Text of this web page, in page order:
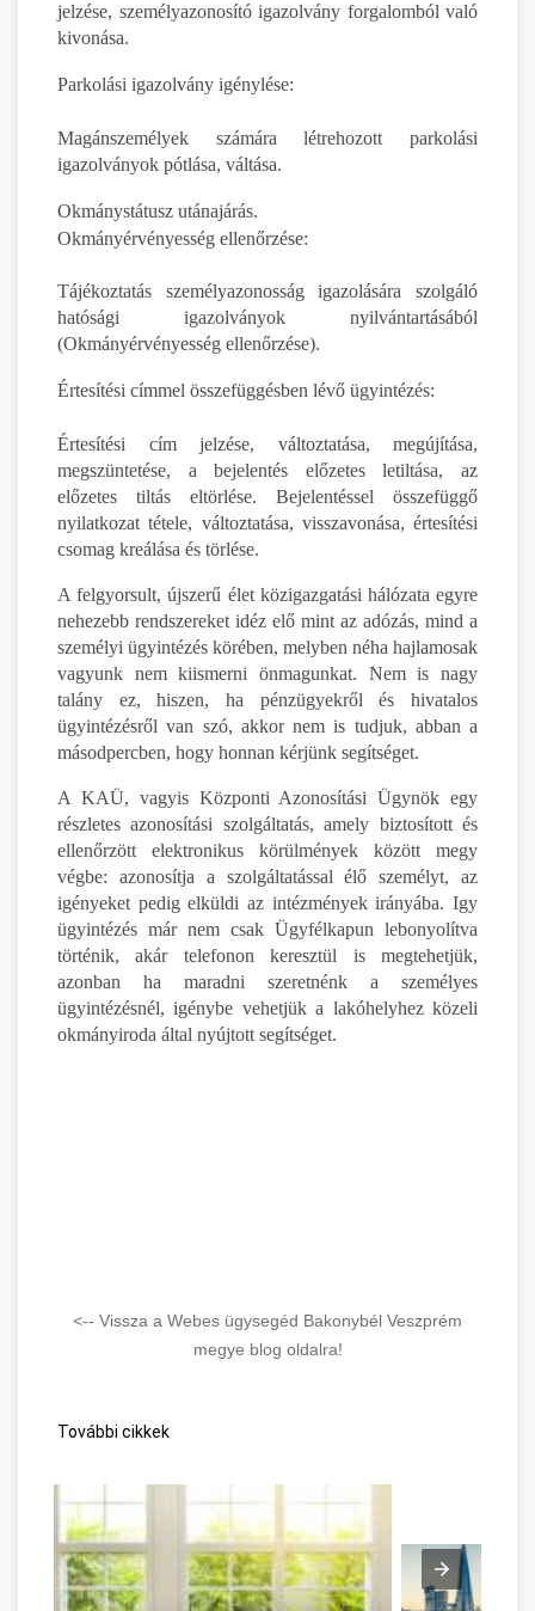
jelzése, személyazonosító igazolvány forgalomból való
kivonása.
Parkolási igazolvány igénylése:
Magánszemélyek számára létrehozott parkolási
igazolványok pótlása, váltása.
Okmánystátusz utánajárás.
Okmányérvényesség ellenőrzése:
Tájékoztatás személyazonosság igazolására szolgáló
hatósági igazolványok nyilvántartásából
(Okmányérvényesség ellenőrzése).
Értesítési címmel összefüggésben lévő ügyintézés:
Értesítési cím jelzése, változtatása, megújítása,
megszüntetése, a bejelentés előzetes letiltása, az
előzetes tiltás eltörlése. Bejelentéssel összefüggő
nyilatkozat tétele, változtatása, visszavonása, értesítési
csomag kreálása és törlése.
A felgyorsult, újszerű élet közigazgatási hálózata egyre
nehezebb rendszereket idéz elő mint az adózás, mind a
személyi ügyintézés körében, melyben néha hajlamosak
vagyunk nem kiismerni önmagunkat. Nem is nagy
talány ez, hiszen, ha pénzügyekről és hivatalos
ügyintézésről van szó, akkor nem is tudjuk, abban a
másodpercben, hogy honnan kérjünk segítséget.
A KAÜ, vagyis Központi Azonosítási Ügynök egy
részletes azonosítási szolgáltatás, amely biztosított és
ellenőrzött elektronikus körülmények között megy
végbe: azonosítja a szolgáltatással élő személyt, az
igényeket pedig elküldi az intézmények irányába. Igy
ügyintézés már nem csak Ügyfélkapun lebonyolítva
történik, akár telefonon keresztül is megtehetjük,
azonban ha maradni szeretnénk a személyes
ügyintézésnél, igénybe vehetjük a lakóhelyhez közeli
okmányiroda által nyújtott segítséget.
<-- Vissza a Webes ügysegéd Bakonybél Veszprém
megye blog oldalra!
További cikkek